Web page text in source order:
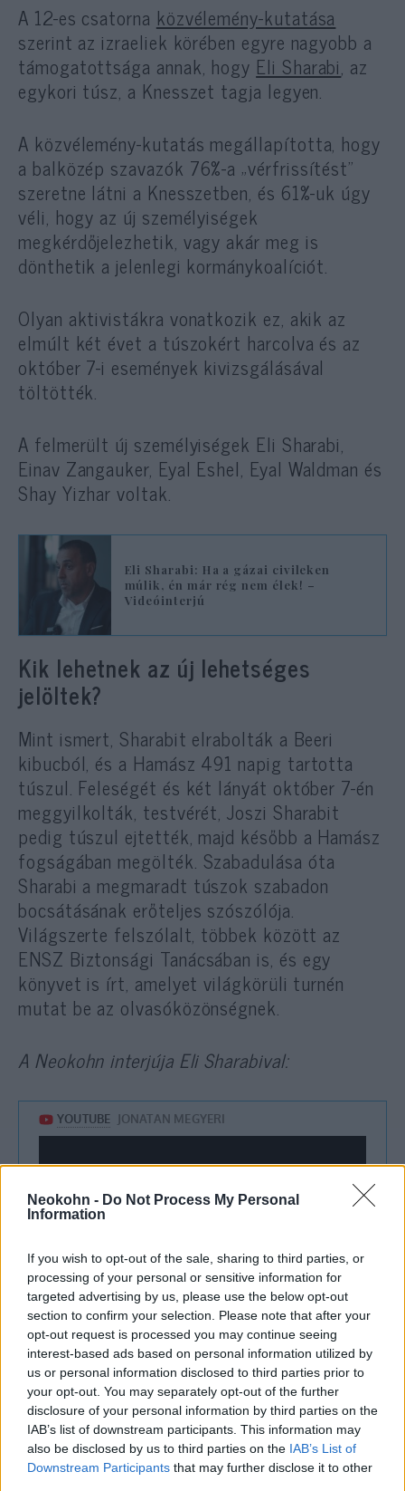
Neokohn - Do Not Process My Personal
Information
If you wish to opt-out of the sale, sharing to third parties, or
processing of your personal or sensitive information for
targeted advertising by us, please use the below opt-out
section to confirm your selection. Please note that after your
opt-out request is processed you may continue seeing
interest-based ads based on personal information utilized by
us or personal information disclosed to third parties prior to
your opt-out. You may separately opt-out of the further
disclosure of your personal information by third parties on the
IAB’s list of downstream participants. This information may
also be disclosed by us to third parties on the IAB’s List of
Downstream Participants that may further disclose it to other
A 12-es csatorna közvélemény-kutatása
szerint az izraeliek körében egyre nagyobb a
támogatottsága annak, hogy Eli Sharabi, az
egykori túsz, a Knesszet tagja legyen.
A közvélemény-kutatás megállapította, hogy
a balközép szavazók 76%-a „vérfrissítést”
szeretne látni a Knesszetben, és 61%-uk úgy
véli, hogy az új személyiségek
megkérdőjelezhetik, vagy akár meg is
dönthetik a jelenlegi kormánykoalíciót.
Olyan aktivistákra vonatkozik ez, akik az
elmúlt két évet a túszokért harcolva és az
október 7-i események kivizsgálásával
töltötték.
A felmerült új személyiségek Eli Sharabi,
Einav Zangauker, Eyal Eshel, Eyal Waldman és
Shay Yizhar voltak.
Eli Sharabi: Ha a gázai civileken
múlik, én már rég nem élek! –
Videóinterjú
Kik lehetnek az új lehetséges
jelöltek?
Mint ismert, Sharabit elrabolták a Beeri
kibucból, és a Hamász 491 napig tartotta
túszul. Feleségét és két lányát október 7-én
meggyilkolták, testvérét, Joszi Sharabit
pedig túszul ejtették, majd később a Hamász
fogságában megölték. Szabadulása óta
Sharabi a megmaradt túszok szabadon
bocsátásának erőteljes szószólója.
Világszerte felszólalt, többek között az
ENSZ Biztonsági Tanácsában is, és egy
könyvet is írt, amelyet világkörüli turnén
mutat be az olvasóközönségnek.
A Neokohn interjúja Eli Sharabival:
Einav Zangauker, akinek a fiát, Matant 2025.
október 13-án engedték szabadon a Hamász
fogságából, a Túszok és Eltűnt Családok
Fórumának egyik legkiemelkedőbb aktivistája
volt az elmúlt két évben. Zangauker